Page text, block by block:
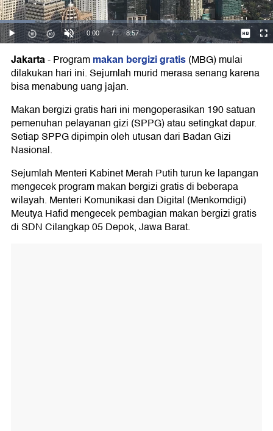
Jakarta-Programmakan bergizi gratis(MBG) mulai
dilakukan hari ini. Sejumlah murid merasa senang karena
bisa menabung uang jajan.
Makan bergizi gratis hari ini mengoperasikan 190 satuan
pemenuhan pelayanan gizi (SPPG) atau setingkat dapur.
Setiap SPPG dipimpin oleh utusan dari Badan Gizi
Nasional.
Sejumlah Menteri Kabinet Merah Putih turun ke lapangan
mengecek program makan bergizi gratis di beberapa
wilayah. Menteri Komunikasi dan Digital (Menkomdigi)
Meutya Hafid mengecek pembagian makan bergizi gratis
di SDN Cilangkap 05 Depok, Jawa Barat.